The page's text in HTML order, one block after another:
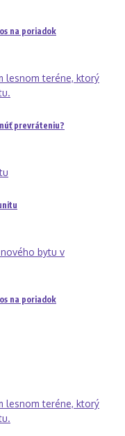
na poriadok
prevráteniu?
na poriadok